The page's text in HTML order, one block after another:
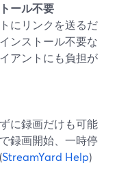
ール不要
にリンクを送るだ
ンストール不要な
アントにも負担が
に録画だけも可能
録画開始、一時停
StreamYard Help)